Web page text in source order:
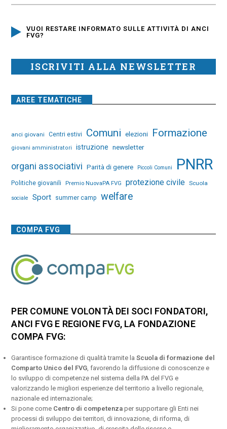
VUOI RESTARE INFORMATO SULLE ATTIVITÀ DI ANCI
FVG?
ISCRIVITI ALLA NEWSLETTER
AREE TEMATICHE
anci giovani Centri estivi Comuni elezioni Formazione
giovani amministratori istruzione newsletter
organi associativi Parità di genere Piccoli Comuni PNRR
Politiche giovanili Premio NuovaPA FVG protezione civile Scuola
sociale Sport summer camp welfare
COMPA FVG
PER COMUNE VOLONTÀ DEI SOCI FONDATORI,
ANCI FVG E REGIONE FVG, LA FONDAZIONE
COMPA FVG:
Garantisce formazione di qualità tramite laScuola di formazione del
Comparto Unico del FVG , favorendo la diffusione di conoscenze e
lo sviluppo di competenze nel sistema della PA del FVG e
valorizzando le migliori esperienze del territorio a livello regionale,
nazionale ed internazionale;
Si pone come Centro di competenza per supportare gli Enti nei
processi di sviluppo dei territori, di innovazione, di riforma, di